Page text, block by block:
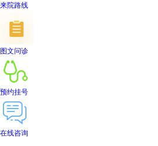
来院路线
图文问诊
预约挂号
在线咨询